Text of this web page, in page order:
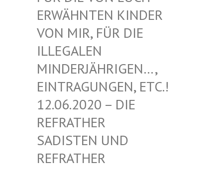
WÄHNTEN KINDER VO
N MIR, FÜR DIE IL
LEGALEN MI
NDERJÄHRIGEN…, EI
NTRAGUNGEN, ETC.! 12
.06.2020 – DIE RE
FRATHER SA
DISTEN UND RE
FRATHER SA